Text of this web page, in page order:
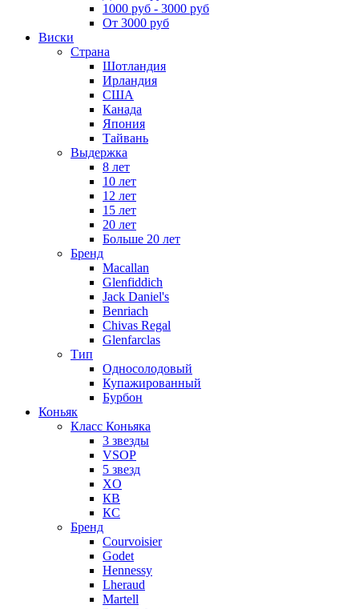
1000 руб - 3000 руб
От 3000 руб
Виски
Страна
Шотландия
Ирландия
США
Канада
Япония
Тайвань
Выдержка
8 лет
10 лет
12 лет
15 лет
20 лет
Больше 20 лет
Бренд
Macallan
Glenfiddich
Jack Daniel's
Benriach
Chivas Regal
Glenfarclas
Тип
Односолодовый
Купажированный
Бурбон
Коньяк
Класс Коньяка
3 звезды
VSOP
5 звезд
XO
КВ
КС
Бренд
Courvoisier
Godet
Hennessy
Lheraud
Martell